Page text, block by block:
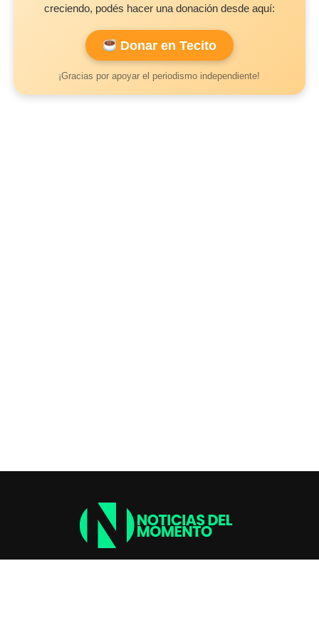
creciendo, podés hacer una donación desde aquí:
Donar en Tecito
¡Gracias por apoyar el periodismo independiente!